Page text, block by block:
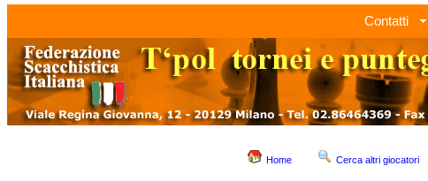
Contatti
Home Cerca altri giocatori